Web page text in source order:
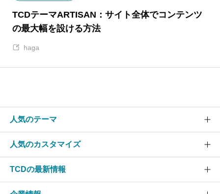
TCDテーマARTISAN：サイト全体でコンテンツ
の最大幅を設ける方法
haga
人気のテーマ
SOLARIS
人気のカスタマイズ
グローバルメニュー
TCDの最新情報